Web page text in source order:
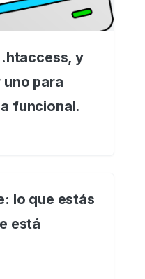
y
para
funcional.
lo que estás
está